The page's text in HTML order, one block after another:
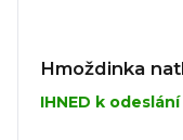
Hmoždinka
IHNED k odeslání